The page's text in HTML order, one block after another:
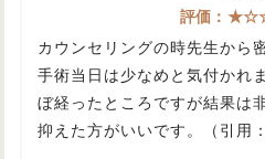
評価：
カウンセリングの時先生から
手術当日は少なめと気付かれ
ぼ経ったところですが結果は
抑えた方がいいです。（引用：